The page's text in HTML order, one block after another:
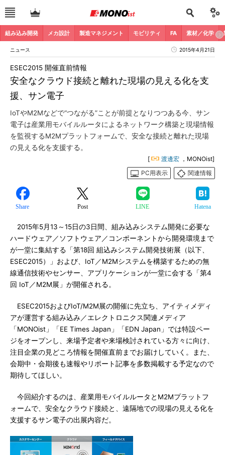
組み込み開発 メカ設計 製造マネジメント モビリティ FA 素材／化学
ニュース 2015年4月21日
安全なクラウド接続と離れた現場の見える化を支
援、サン電子
ESEC2015 開催直前情報
IoTやM2Mなどで“つながる”ことが前提となりつつある今、サン
電子は産業用モバイルルータによるネットワーク構築と現場情報
を監視するM2Mプラットフォームで、安全な接続と離れた現場
の見える化を支援する。
[ 渡邊宏 ，MONOist]
PC用表示
関連情報
Share Post LINE Hatena
2015年5月13～15日の3日間、組み込みシステム開発に必要な
ハードウェア／ソフトウェア／コンポーネントから開発環境まで
が一堂に集結する「第18回 組込みシステム開発技術展（以下、
ESEC2015）」および、IoT／M2Mシステムを構築するための無
線通信技術やセンサー、アプリケーションが一堂に会する「第4
回 IoT／M2M展」が開催される。
ESEC2015およびIoT/M2M展の開催に先立ち、アイティメディ
アが運営する組み込み／エレクトロニクス関連メディア
「MONOist」「EE Times Japan」「EDN Japan」では特設ペー
ジをオープンし、来場予定者や来場検討されている方々に向け、
注目企業の見どころ情報を開催直前までお届けしていく。また、
会期中・会期後も速報やリポート記事を多数掲載する予定なので
期待してほしい。
今回紹介するのは、産業用モバイルルータとM2Mプラットフ
ォームで、安全なクラウド接続と、遠隔地での現場の見える化を
支援するサン電子の出展内容だ。